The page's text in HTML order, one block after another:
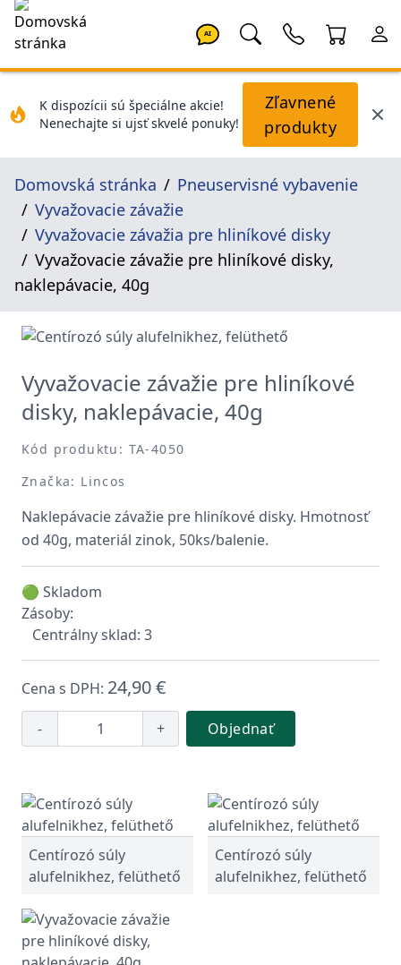
AI
K dispozícii sú špeciálne akcie!
Nenechajte si ujsť skvelé ponuky!
Zľavnené
produkty
Domovská stránka
Pneuservisné vybavenie
Vyvažovacie závažie
Vyvažovacie závažia pre hliníkové disky
Vyvažovacie závažie pre hliníkové disky,
naklepávacie, 40g
Vyvažovacie závažie pre hliníkové
disky, naklepávacie, 40g
Kód produktu: TA-4050
Značka: Lincos
Naklepávacie závažie pre hliníkové disky. Hmotnosť
od 40g, materiál zinok, 50ks/balenie.
🟢 Skladom
Zásoby:
Centrálny sklad: 3
Cena s DPH: 24,90 €
- + Objednať
Centírozó súly
alufelnikhez, felüthető
Centírozó súly
alufelnikhez, felüthető